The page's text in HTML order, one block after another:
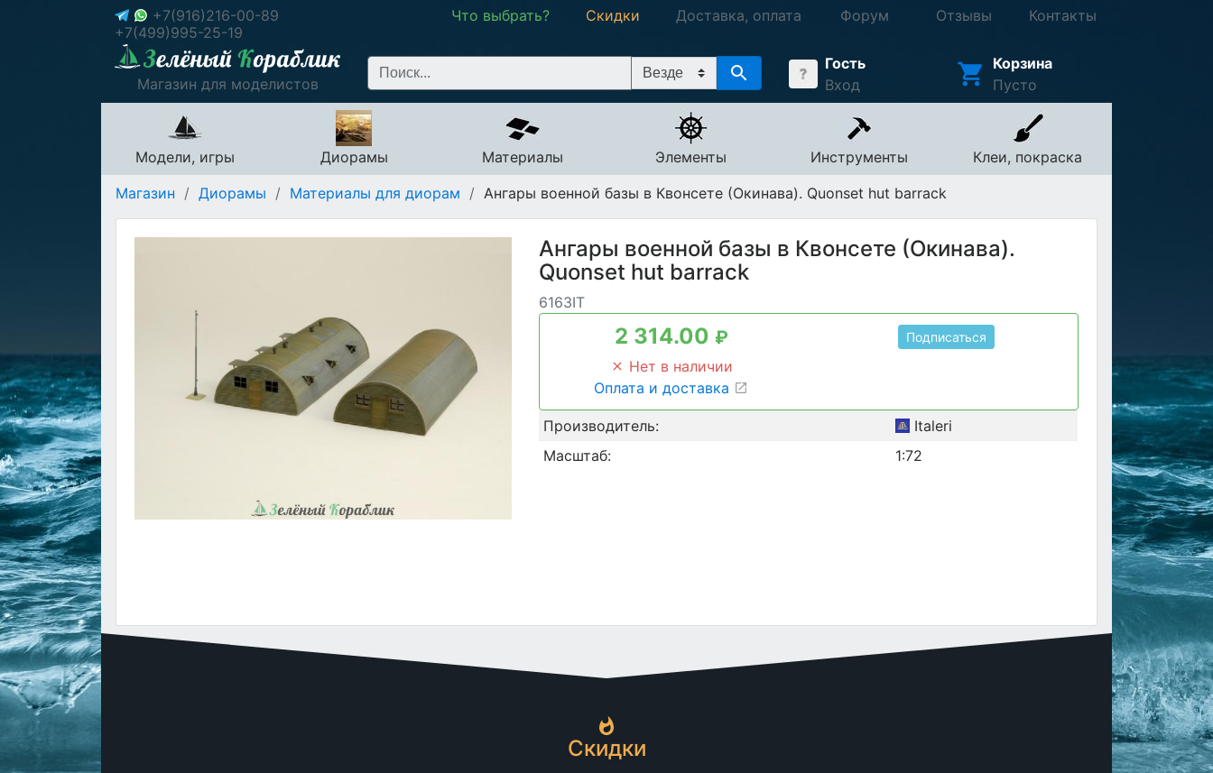
+7(916)216-00-89
+7(499)995-25-19
Что выбрать? Скидки Доставка, оплата Форум Отзывы Контакты
Магазин для моделистов
Гость
Вход
Корзина
Пусто
Модели, игры Диорамы Материалы Элементы Инструменты
Клеи, покраска
Магазин / Диорамы / Материалы для диорам / Ангары военной базы в Квонсете (Окинава). Quonset hut barrack
Ангары военной базы в Квонсете (Окинава).
Quonset hut barrack
6163IT
2 314.00 ₽
Нет в наличии
Оплата и доставка
Подписаться
Производитель:
Italeri
Масштаб:
1:72
Скидки